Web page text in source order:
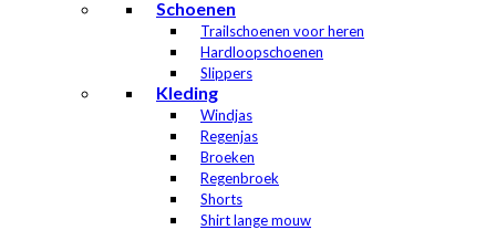
Schoenen
Trailschoenen voor heren
Hardloopschoenen
Slippers
Kleding
Windjas
Regenjas
Broeken
Regenbroek
Shorts
Shirt lange mouw